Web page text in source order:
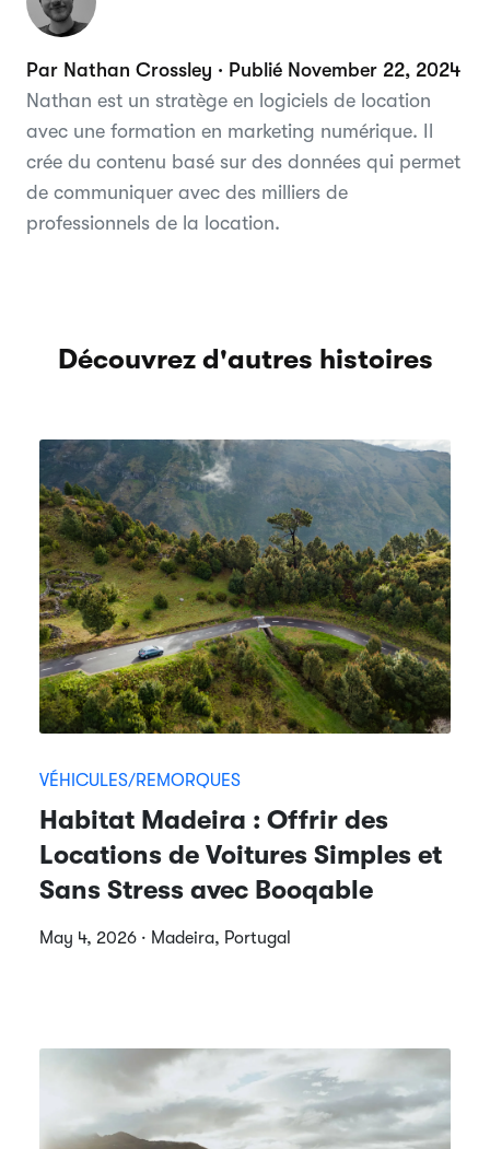
Par Nathan Crossley · Publié November 22, 2024
Nathan est un stratège en logiciels de location
avec une formation en marketing numérique. Il
crée du contenu basé sur des données qui permet
de communiquer avec des milliers de
professionnels de la location.
Découvrez d'autres histoires
VÉHICULES/REMORQUES
Habitat Madeira : Offrir des
Locations de Voitures Simples et
Sans Stress avec Booqable
May 4, 2026 · Madeira, Portugal